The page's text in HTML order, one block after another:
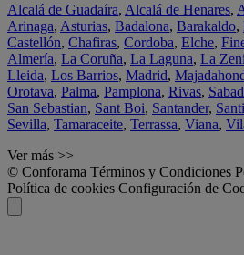
Alcalá de Guadaíra, Alcalá de Henares,
Arinaga, Asturias, Badalona, Barakaldo,
Castellón, Chafiras, Cordoba, Elche,
Almería, La Coruña, La Laguna, La
Lleida, Los Barrios, Madrid,
Orotava, Palma, Pamplona, Rivas,
San Sebastian, Sant Boi, Santander,
Sevilla, Tamaraceite, Terrassa, Viana,
Ver más >>
© Conforama Términos y Condiciones
Política de cookies Configuración de